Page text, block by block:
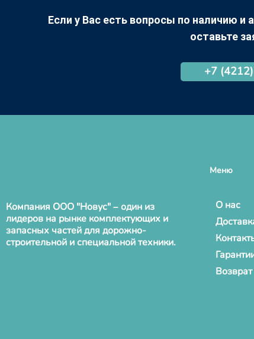
Если у Вас есть вопросы по наличию и
оставьте
+7
Компания ООО "Новус" – один из
лидеров на рынке комплектующих и
запасных частей для дорожно-
строительной и специальной техники.
Меню
О нас